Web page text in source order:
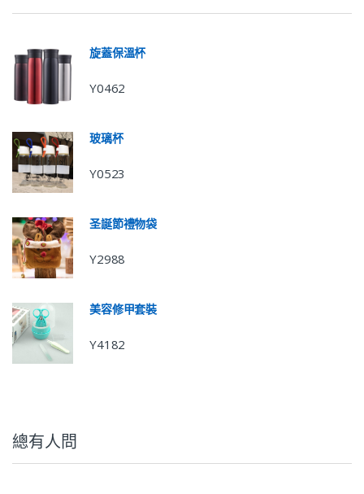
旋蓋保溫杯
Y0462
玻璃杯
Y0523
圣誕節禮物袋
Y2988
美容修甲套裝
Y4182
總有人問